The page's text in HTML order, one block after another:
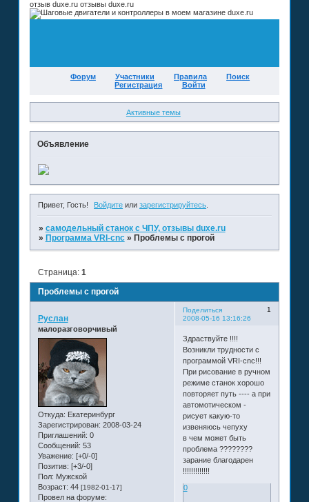
отзыв duxe.ru отзывы duxe.ru
Форум Участники Правила
Поиск
Регистрация
Войти
Активные темы
Объявление
Привет, Гость! Войдите илизарегистрируйтесь
» самодельный станок с ЧПУ, отзывы duxe.ru
» Программа VRI-cnc » Проблемы с прогой
Проблемы с прогой
Страница: 1
Поделиться
1
2008-05-16 13:16:26
Руслан
малоразговорчивый
Откуда: Екатеринбург
Зарегистрирован: 2008-03-24
Приглашений: 0
Сообщений: 53
Уважение: [+0/-0]
Позитив: [+3/-0]
Пол: Мужской
Возраст: 44 [1982-01-17]
Провел на форуме:
Здраствуйте !!!!
Возникли трудности с
программой VRI-cnc!!!
При рисование в ручном
режиме станок хорошо
повторяет путь ---- а при
автомотическом -
рисует какую-то
извеняюсь чепуху
в чем может быть
проблема ????????
зарание благодарен
!!!!!!!!!!!!!
0